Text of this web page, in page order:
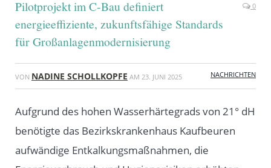
Pilotprojekt im C-Bau definiert
energieeffiziente, zukunftsfähige Standards
für Großanlagenmodernisierung
0
VON NADINE SCHOLLKOPFE AM 23. JUNI 2025 NACHRICHTEN
Aufgrund des hohen Wasserhärtegrads von 21° dH
benötigte das Bezirkskrankenhaus Kaufbeuren
aufwändige Entkalkungsmaßnahmen, die